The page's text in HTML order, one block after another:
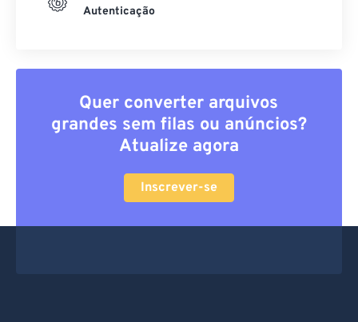
Autenticação
Quer converter arquivos
grandes sem filas ou anúncios?
Atualize agora
Inscrever-se